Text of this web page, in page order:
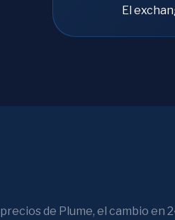
El
de Plume, el cambio en